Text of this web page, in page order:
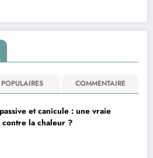
POPULAIRES COMMENTAIRE
et canicule : une vraie
contre la chaleur ?